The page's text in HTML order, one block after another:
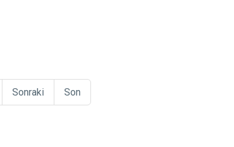
Sonraki Son